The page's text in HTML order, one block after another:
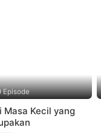
Episode
Masa Kecil yang